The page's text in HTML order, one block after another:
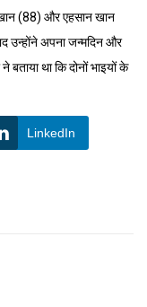
(88) और एहसान खान
उन्होंने अपना जन्मदिन और
बताया था कि दोनों भाइयों के
LinkedIn